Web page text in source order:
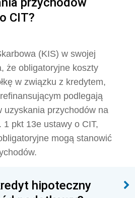
CIT?
(KIS) w swojej
że obligatoryjne koszty
w związku z kredytem,
podlegają
uzyskania przychodów na
pkt 13e ustawy o CIT,
mogą stanowić
hipoteczny